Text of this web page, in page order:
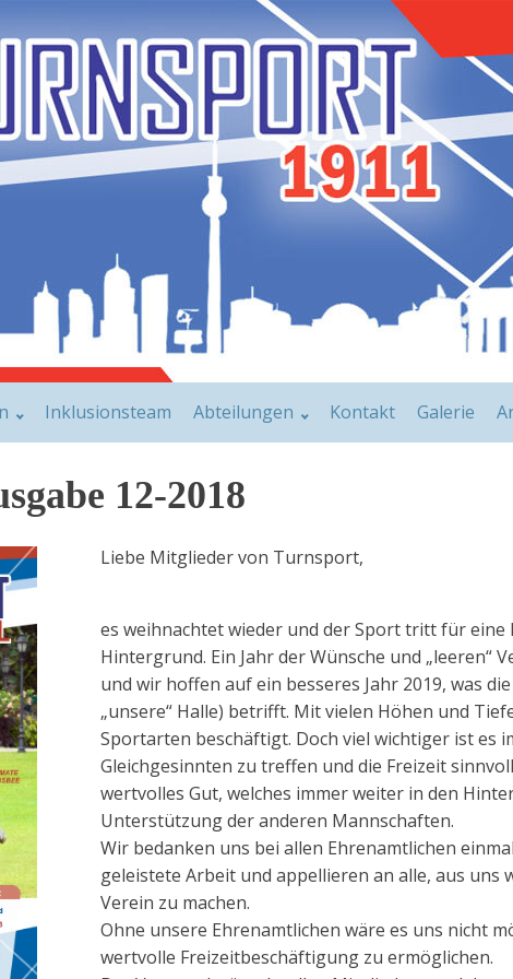
Inklusionsteam Abteilungen Kontakt Galerie
12-2018
Liebe Mitglieder von Turnsport,
es weihnachtet wieder und der Sport tritt für eine
Hintergrund. Ein Jahr der Wünsche und „leeren“
und wir hoffen auf ein besseres Jahr 2019, was
„unsere“ Halle) betrifft. Mit vielen Höhen und
Sportarten beschäftigt. Doch viel wichtiger ist es
Gleichgesinnten zu treffen und die Freizeit
wertvolles Gut, welches immer weiter in den
Unterstützung der anderen Mannschaften.
Wir bedanken uns bei allen Ehrenamtlichen
geleistete Arbeit und appellieren an alle, aus uns
Verein zu machen.
Ohne unsere Ehrenamtlichen wäre es uns nicht
wertvolle Freizeitbeschäftigung zu ermöglichen.